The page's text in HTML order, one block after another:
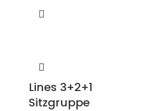
Lines 3+2+1
Sitzgruppe